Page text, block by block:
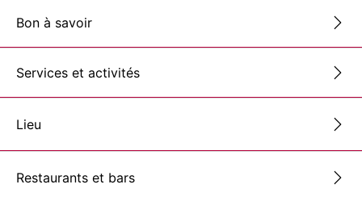
Bon à savoir
Services et activités
Lieu
Restaurants et bars